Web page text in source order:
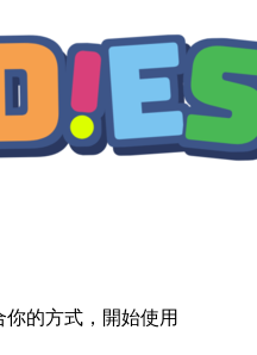
的方式，開始使用